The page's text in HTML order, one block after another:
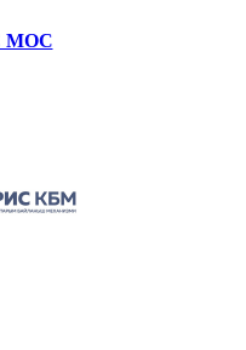
МОС